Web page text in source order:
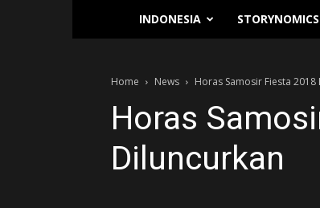
Traverse.id
INDONESIA STORYNOMICS
Home News Horas Samosir Fiesta 2018
Horas
Diluncurkan